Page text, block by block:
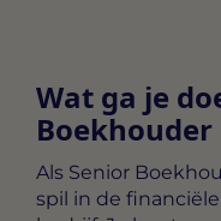
Wat ga je
Als Senior
spil in de